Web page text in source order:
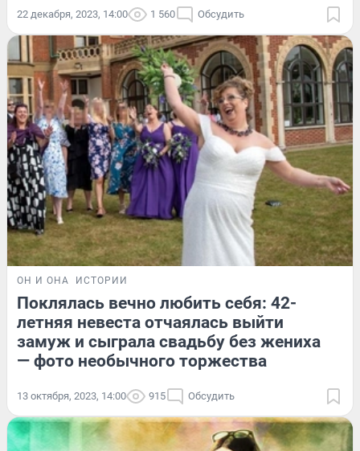
22 декабря, 2023, 14:00 1 560 Обсудить
ОН И ОНА ИСТОРИИ
Поклялась вечно любить себя: 42-
летняя невеста отчаялась выйти
замуж и сыграла свадьбу без жениха
— фото необычного торжества
13 октября, 2023, 14:00 915 Обсудить